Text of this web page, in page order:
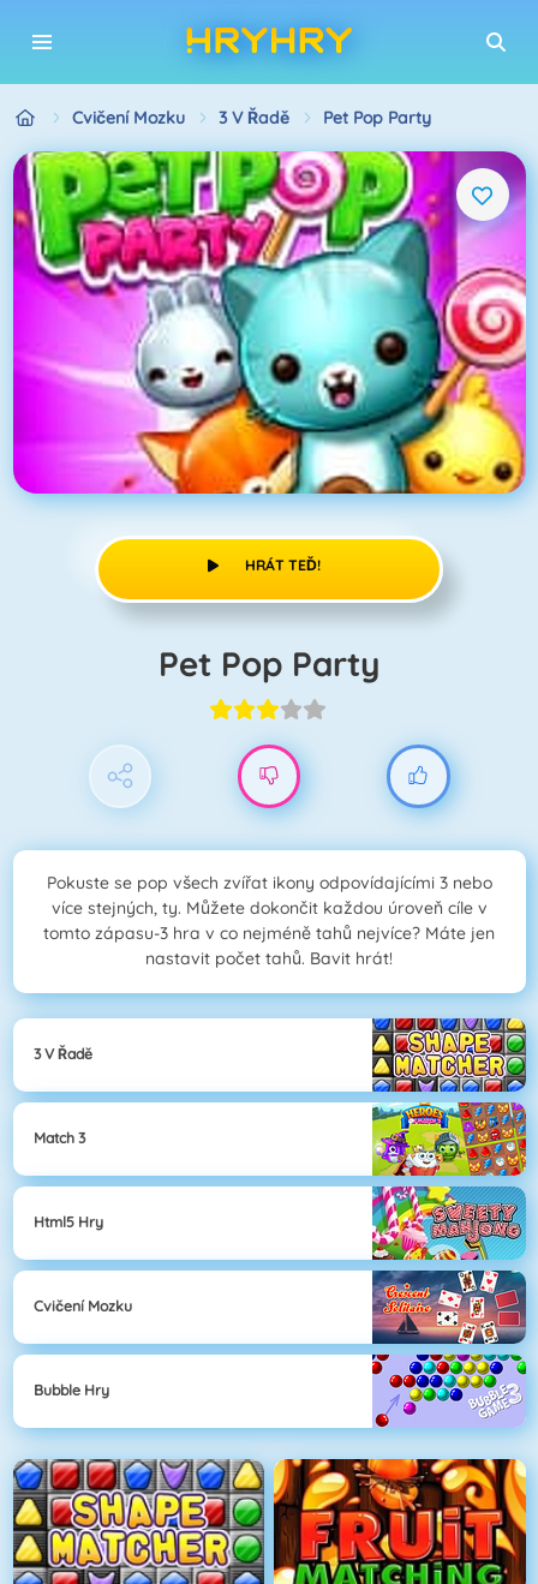
Cvičení Mozku 3 V Řadě Pet Pop Party
HRÁT TEĎ!
Pet Pop Party
Pokuste se pop všech zvířat ikony odpovídajícími 3 nebo
více stejných, ty. Můžete dokončit každou úroveň cíle v
tomto zápasu-3 hra v co nejméně tahů nejvíce? Máte jen
nastavit počet tahů. Bavit hrát!
3 V Řadě
Match 3
Html5 Hry
Cvičení Mozku
Bubble Hry